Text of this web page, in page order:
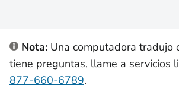
Nota: Una computadora tradujo
tiene preguntas, llame a servicios
877-660-6789.